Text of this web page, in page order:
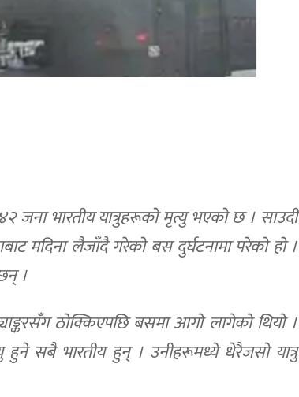
जना भारतीय यात्रुहरूको मृत्यु भएको छ । साउदी
मदिना लैजाँदै गरेको बस दुर्घटनामा परेको हो ।
।
ठोक्किएपछि बसमा आगो लागेको थियो ।
हुने सबै भारतीय हुन् । उनीहरूमध्ये धेरैजसो यात्रु